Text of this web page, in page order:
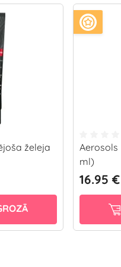
želeja
Aerosols
ml)
16.95 €